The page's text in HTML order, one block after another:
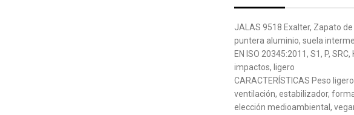
JALAS 9518 Exalter, Zapato
puntera aluminio, suela
EN ISO 20345:2011, S1, P,
impactos, ligero
CARACTERÍSTICAS Peso
ventilación, estabilizador,
elección medioambiental,